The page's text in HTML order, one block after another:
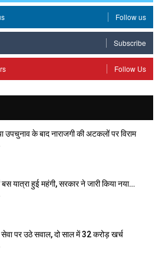
Follow us
Subscribe
Follow Us
उपचुनाव के बाद नाराजगी की अटकलों पर विराम
यात्रा हुई महंगी, सरकार ने जारी किया नया…
पर उठे सवाल, दो साल में ₹32 करोड़ खर्च